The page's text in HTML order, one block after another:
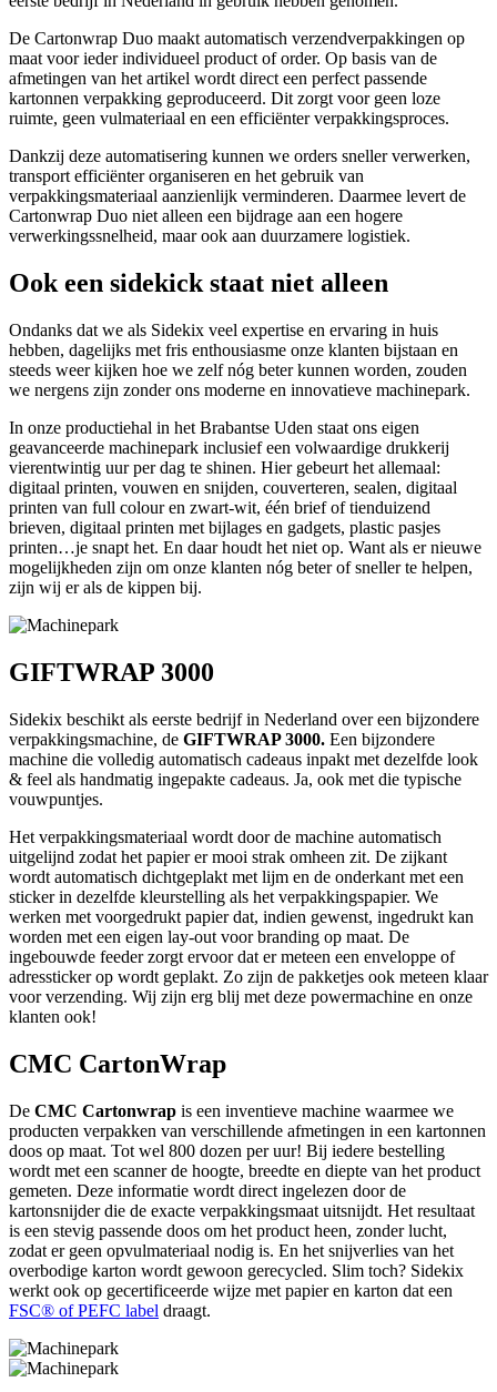
De Cartonwrap Duo maakt automatisch verzendverpakkingen op
maat voor ieder individueel product of order. Op basis van de
afmetingen van het artikel wordt direct een perfect passende
kartonnen verpakking geproduceerd. Dit zorgt voor geen loze
ruimte, geen vulmateriaal en een efficiënter verpakkingsproces.
Dankzij deze automatisering kunnen we orders sneller verwerken,
transport efficiënter organiseren en het gebruik van
verpakkingsmateriaal aanzienlijk verminderen. Daarmee levert de
Cartonwrap Duo niet alleen een bijdrage aan een hogere
verwerkingssnelheid, maar ook aan duurzamere logistiek.
Ook een sidekick staat niet alleen
Ondanks dat we als Sidekix veel expertise en ervaring in huis
hebben, dagelijks met fris enthousiasme onze klanten bijstaan en
steeds weer kijken hoe we zelf nóg beter kunnen worden, zouden
we nergens zijn zonder ons moderne en innovatieve machinepark.
In onze productiehal in het Brabantse Uden staat ons eigen
geavanceerde machinepark inclusief een volwaardige drukkerij
vierentwintig uur per dag te shinen. Hier gebeurt het allemaal:
digitaal printen, vouwen en snijden, couverteren, sealen, digitaal
printen van full colour en zwart-wit, één brief of tienduizend
brieven, digitaal printen met bijlages en gadgets, plastic pasjes
printen…je snapt het. En daar houdt het niet op. Want als er nieuwe
mogelijkheden zijn om onze klanten nóg beter of sneller te helpen,
zijn wij er als de kippen bij.
GIFTWRAP 3000
Sidekix beschikt als eerste bedrijf in Nederland over een bijzondere
verpakkingsmachine, de GIFTWRAP 3000. Een bijzondere
machine die volledig automatisch cadeaus inpakt met dezelfde look
& feel als handmatig ingepakte cadeaus. Ja, ook met die typische
vouwpuntjes.
Het verpakkingsmateriaal wordt door de machine automatisch
uitgelijnd zodat het papier er mooi strak omheen zit. De zijkant
wordt automatisch dichtgeplakt met lijm en de onderkant met een
sticker in dezelfde kleurstelling als het verpakkingspapier. We
werken met voorgedrukt papier dat, indien gewenst, ingedrukt kan
worden met een eigen lay-out voor branding op maat. De
ingebouwde feeder zorgt ervoor dat er meteen een enveloppe of
adressticker op wordt geplakt. Zo zijn de pakketjes ook meteen klaar
voor verzending. Wij zijn erg blij met deze powermachine en onze
klanten ook!
CMC CartonWrap
De CMC Cartonwrap is een inventieve machine waarmee we
producten verpakken van verschillende afmetingen in een kartonnen
doos op maat. Tot wel 800 dozen per uur! Bij iedere bestelling
wordt met een scanner de hoogte, breedte en diepte van het product
gemeten. Deze informatie wordt direct ingelezen door de
kartonsnijder die de exacte verpakkingsmaat uitsnijdt. Het resultaat
is een stevig passende doos om het product heen, zonder lucht,
zodat er geen opvulmateriaal nodig is. En het snijverlies van het
overbodige karton wordt gewoon gerecycled. Slim toch? Sidekix
werkt ook op gecertificeerde wijze met papier en karton dat een
FSC® of PEFC label draagt.